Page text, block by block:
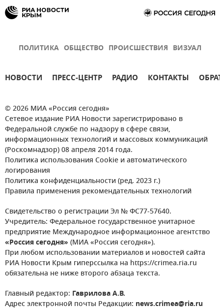
ПОЛИТИКА ОБЩЕСТВО ПРОИСШЕСТВИЯ ВИЗУАЛ
НОВОСТИ ПРЕСС-ЦЕНТР РАДИО КОНТАКТЫ
© 2026 МИА «Россия сегодня»
Сетевое издание РИА Новости зарегистрировано в
Федеральной службе по надзору в сфере связи,
информационных технологий и массовых коммуникаций
(Роскомнадзор) 08 апреля 2014 года.
Политика использования Cookie и автоматического
логирования
Политика конфиденциальности (ред. 2023 г.)
Правила применения рекомендательных технологий
Свидетельство о регистрации Эл № ФС77-57640.
Учредитель: Федеральное государственное унитарное
предприятие Международное информационное агентство
«Россия сегодня» (МИА «Россия сегодня»).
При любом использовании материалов и новостей сайта
РИА Новости Крым гиперссылка на https://crimea.ria.ru
обязательна не ниже второго абзаца текста.
Главный редактор: Гаврилова А.В.
Адрес электронной почты Редакции: news.crimea@ria.ru